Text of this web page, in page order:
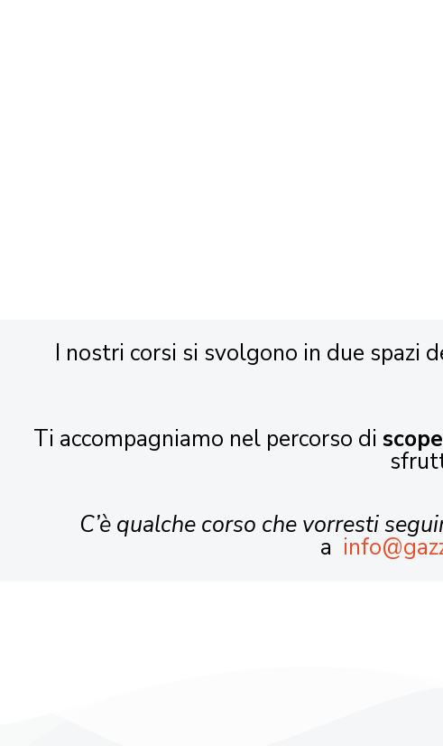
I nostri corsi si svolgono in due spazi
Ti accompagniamo nel percorso di
C’è qualche corso che vorresti
a